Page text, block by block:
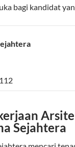
bagi kandidat
Sejahtera